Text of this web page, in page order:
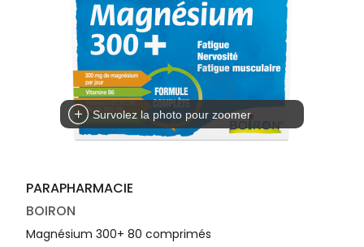
Corps
Homme
Solaire
Visage
Survolez la photo pour zoomer
PARAPHARMACIE
BOIRON
Magnésium 300+ 80 comprimés